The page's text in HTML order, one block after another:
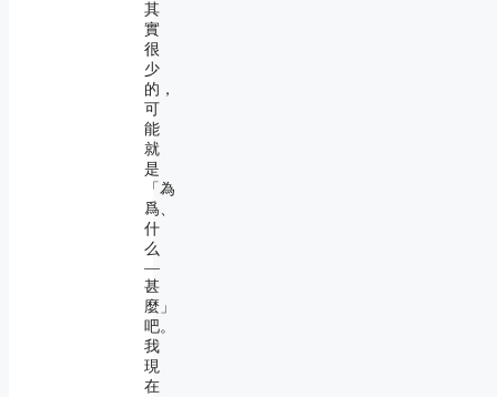
其
實
很
少
的，
可
能
就
是
「為
爲、
什
么
―
甚
麼」
吧。
我
現
在